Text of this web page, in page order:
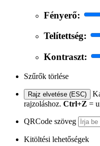
Fényerő:
Telítettség:
Kontraszt:
Szűrők törlése
Rajz elvetése (ESC)
rajzoláshoz. Ctrl+Z =
QRCode szöveg
Kitöltési lehetőségek